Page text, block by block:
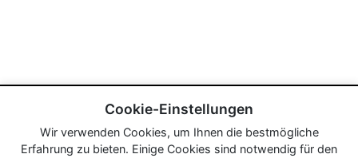
Cookie-Einstellungen
Wir verwenden Cookies, um Ihnen die bestmögliche
Erfahrung zu bieten. Einige Cookies sind notwendig für den